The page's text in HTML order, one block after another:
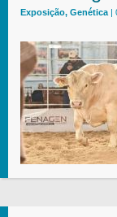
Exposição, Genética |